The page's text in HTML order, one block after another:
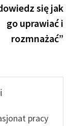
się jak
go uprawiać i
rozmnażać”
pracy